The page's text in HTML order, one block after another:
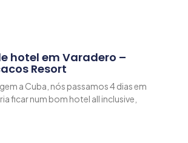
hotel em Varadero –
Resort
a Cuba, nós passamos 4 dias em
ficar num bom hotel all inclusive,